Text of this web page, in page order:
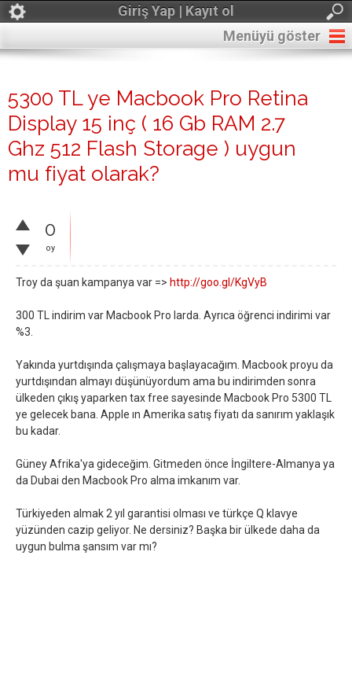
Giriş Yap | Kayıt ol
Menüyü göster
5300 TL ye Macbook Pro Retina
Display 15 inç ( 16 Gb RAM 2.7
Ghz 512 Flash Storage ) uygun
mu fiyat olarak?
0
oy
Troy da şuan kampanya var => http://goo.gl/KgVyB
300 TL indirim var Macbook Pro larda. Ayrıca öğrenci indirimi var
%3.
Yakında yurtdışında çalışmaya başlayacağım. Macbook proyu da
yurtdışından almayı düşünüyordum ama bu indirimden sonra
ülkeden çıkış yaparken tax free sayesinde Macbook Pro 5300 TL
ye gelecek bana. Apple ın Amerika satış fiyatı da sanırım yaklaşık
bu kadar.
Güney Afrika'ya gideceğim. Gitmeden önce İngiltere-Almanya ya
da Dubai den Macbook Pro alma imkanım var.
Türkiyeden almak 2 yıl garantisi olması ve türkçe Q klavye
yüzünden cazip geliyor. Ne dersiniz? Başka bir ülkede daha da
uygun bulma şansım var mı?